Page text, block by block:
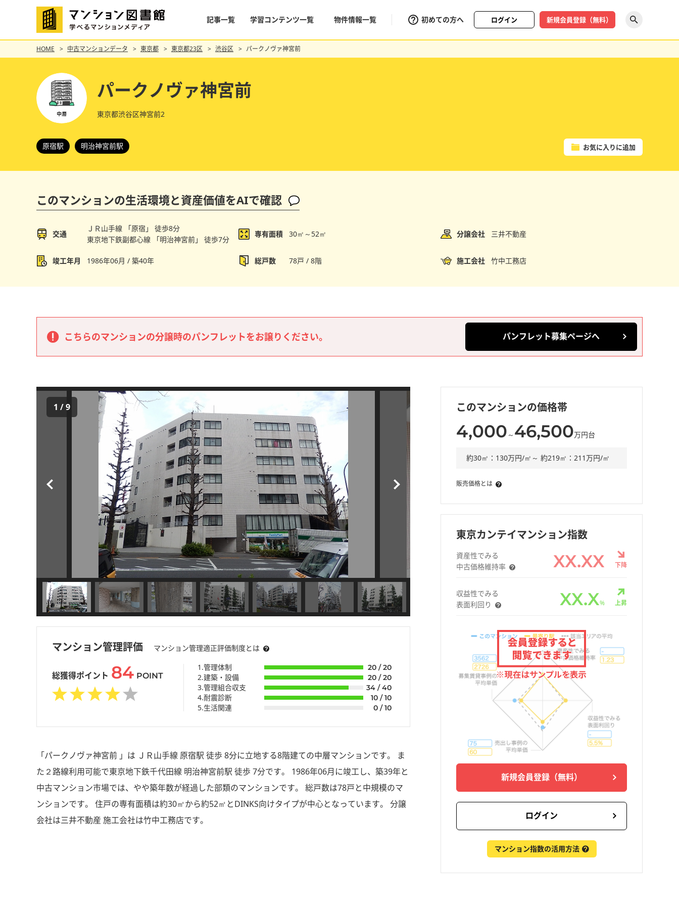
記事一覧 学習コンテンツ一覧 物件情報一覧 初めての方へ ログイン 新規会員登録（無料）
HOME 中古マンションデータ 東京都 東京都23区 渋谷区 パークノヴァ神宮前
パークノヴァ神宮前
東京都渋谷区神宮前2
原宿駅 明治神宮前駅 お気に入りに追加
このマンションの生活環境と資産価値をAIで確認
交通
ＪＲ山手線 「原宿」 徒歩8分
東京地下鉄副都心線 「明治神宮前」 徒歩7分
専有面積 30㎡～52㎡ 分譲会社 三井不動産
竣工年月 1986年06月 / 築40年 総戸数 78戸 / 8階 施工会社 竹中工務店
こちらのマンションの分譲時のパンフレットをお譲りください。 パンフレット募集ページへ
このマンションの価格帯
4,000 ～ 46,500万円台
約30㎡：130万円/㎡～ 約219㎡：211万円/㎡
販売価格とは
東京カンテイマンション指数
資産性でみる
中古価格維持率
XX.XX 下降
収益性でみる
表面利回り
XX.X% 上昇
新規会員登録 （無料）
ログイン
マンション指数の活用方法
1 /9
マンション管理評価 マンション管理適正評価制度とは
総獲得ポイント 84 POINT
1.管理体制 20 / 20
2.建築・設備 20 / 20
3.管理組合収支 34 / 40
4.耐震診断 10 / 10
5.生活関連 0 / 10
「パークノヴァ神宮前 」は ＪＲ山手線 原宿駅 徒歩 8分に立地する8階建ての中層マンションです。 ま
た２路線利用可能で東京地下鉄千代田線 明治神宮前駅 徒歩 7分です。 1986年06月に竣工し、築39年と
中古マンション市場では、やや築年数が経過した部類のマンションです。 総戸数は78戸と中規模のマ
ンションです。 住戸の専有面積は約30㎡から約52㎡とDINKS向けタイプが中心となっています。 分譲
会社は三井不動産 施工会社は竹中工務店です。